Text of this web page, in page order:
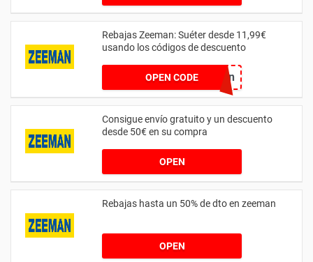
Rebajas Zeeman: Suéter desde 11,99€
usando los códigos de descuento
OPEN CODE pón
Consigue envío gratuito y un descuento
desde 50€ en su compra
OPEN
Rebajas hasta un 50% de dto en zeeman
OPEN